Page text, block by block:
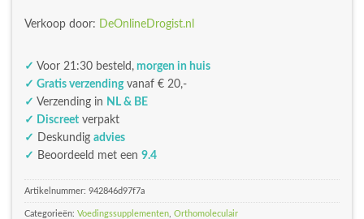
Verkoop door: DeOnlineDrogist.nl
✓ Voor 21:30 besteld, morgen in huis
✓ Gratis verzendingvanaf € 20,-
✓ Verzending in NL & BE
✓ Discreet verpakt
✓
Deskundig advies
✓ Beoordeeld met een 9.4
Artikelnummer: 942846d97f7a
Categorieën: Voedingssupplementen Orthomoleculair